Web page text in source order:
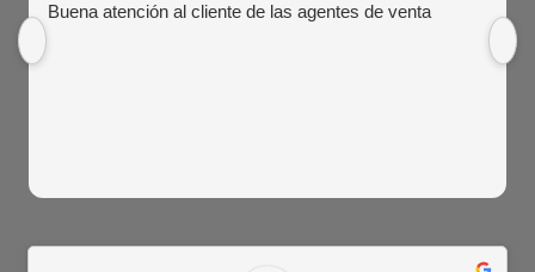
Buena atención al cliente de las agentes de venta